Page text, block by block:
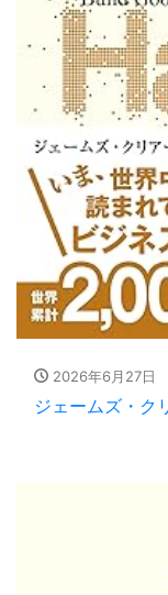
2026年6月27日
ジェームズ・ク